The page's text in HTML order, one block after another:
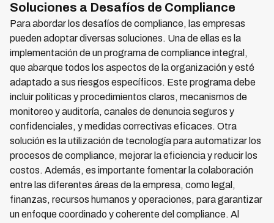
Soluciones a Desafíos de Compliance
Para abordar los desafíos de compliance, las empresas
pueden adoptar diversas soluciones. Una de ellas es la
implementación de un programa de compliance integral,
que abarque todos los aspectos de la organización y esté
adaptado a sus riesgos específicos. Este programa debe
incluir políticas y procedimientos claros, mecanismos de
monitoreo y auditoría, canales de denuncia seguros y
confidenciales, y medidas correctivas eficaces. Otra
solución es la utilización de tecnología para automatizar los
procesos de compliance, mejorar la eficiencia y reducir los
costos. Además, es importante fomentar la colaboración
entre las diferentes áreas de la empresa, como legal,
finanzas, recursos humanos y operaciones, para garantizar
un enfoque coordinado y coherente del compliance. Al